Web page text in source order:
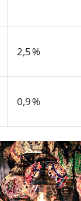
2,5 %
0,9 %